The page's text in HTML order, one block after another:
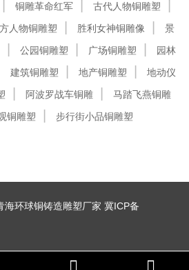
铜雕革命红军
古代人物铜雕塑
人物铜雕塑 胜利女神铜雕像
景
公园铜雕塑 广场铜雕塑
园林
建筑铜雕塑 地产铜雕塑
地动仪
阿波罗战车铜雕
马踏飞燕铜雕
铜雕塑 步行街小品铜雕塑
环球铜铸造雕塑厂家 冀ICP备